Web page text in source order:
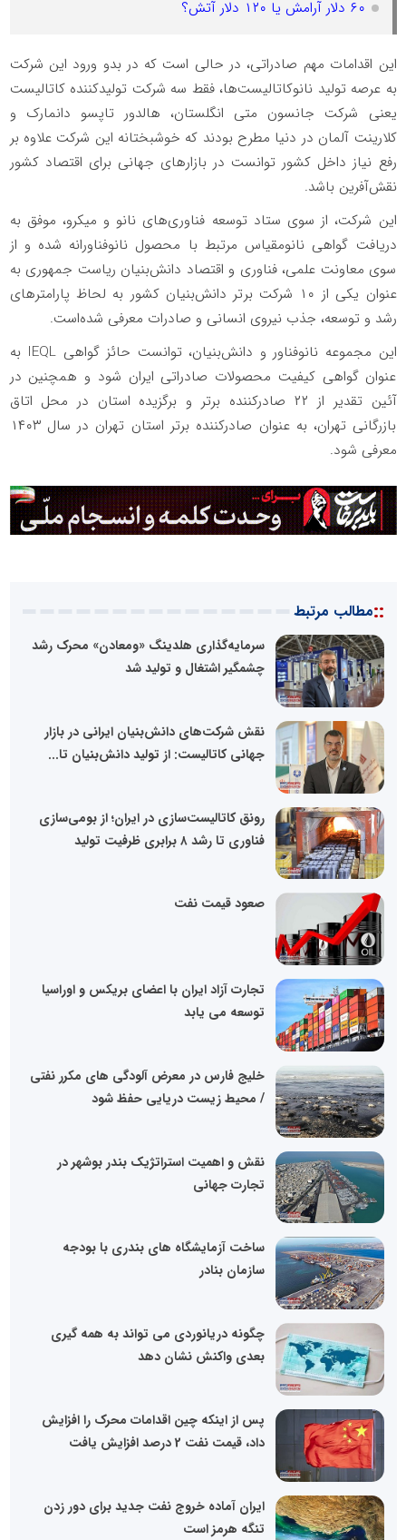
۶۰ دلار آرامش یا ۱۲۰ دلار آتش؟
این اقدامات مهم صادراتی، در حالی است که در بدو ورود این شرکت
به عرصه تولید نانوکاتالیست‌ها، فقط سه شرکت تولیدکننده کاتالیست
یعنی شرکت جانسون متی انگلستان، هالدور تاپسو دانمارک و
کلارینت آلمان در دنیا مطرح بودند که خوشبختانه این شرکت علاوه بر
رفع نیاز داخل کشور توانست در بازارهای جهانی برای اقتصاد کشور
نقش‌آفرین باشد.
این شرکت، از سوی ستاد توسعه فناوری‌های نانو و میکرو، موفق به
دریافت گواهی نانومقیاس مرتبط با محصول نانوفناورانه شده و از
سوی معاونت علمی، فناوری و اقتصاد دانش‌بنیان ریاست جمهوری به
عنوان یکی از ۱۰ شرکت برتر دانش‌بنیان کشور به لحاظ پارامترهای
رشد و توسعه، جذب نیروی انسانی و صادرات معرفی شده‌است.
این مجموعه نانوفناور و دانش‌بنیان، توانست حائز گواهی IEQL به
عنوان گواهی کیفیت محصولات صادراتی ایران شود و همچنین در
آئین تقدیر از ۲۲ صادرکننده برتر و برگزیده استان در محل اتاق
بازرگانی تهران، به عنوان صادرکننده برتر استان تهران در سال ۱۴۰۳
معرفی شود.
::مطالب مرتبط
سرمایه‌گذاری هلدینگ «ومعادن» محرک رشد
چشمگیر اشتغال و تولید شد
نقش شرکت‌های دانش‌بنیان ایرانی در بازار
جهانی کاتالیست: از تولید دانش‌بنیان تا...
رونق کاتالیست‌سازی در ایران؛ از بومی‌سازی
فناوری تا رشد ۸ برابری ظرفیت تولید
صعود قیمت نفت
تجارت آزاد ایران با اعضای بریکس و اوراسیا
توسعه می یابد
خلیج فارس در معرض آلودگی های مکرر نفتی
/ محیط زیست دریایی حفظ شود
نقش و اهمیت استراتژیک بندر بوشهر در
تجارت جهانی
ساخت آزمایشگاه‌ های بندری با بودجه
سازمان بنادر
چگونه دریانوردی می تواند به همه گیری
بعدی واکنش نشان دهد
پس از اینکه چین اقدامات محرک را افزایش
داد، قیمت نفت 2 درصد افزایش یافت
ایران آماده خروج نفت جدید برای دور زدن
تنگه هرمز است